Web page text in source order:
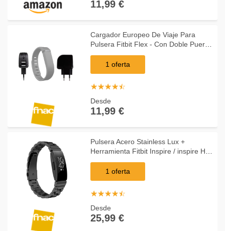
11,99 €
Cargador Europeo De Viaje Para
Pulsera Fitbit Flex - Con Doble Puerto
USB 2000mA Compatible Por
DURAGADGET
1 oferta
☆☆☆☆☆
★★★★★
Desde
11,99 €
Pulsera Acero Stainless Lux +
Herramienta Fitbit Inspire / inspire HR
Negro
1 oferta
☆☆☆☆☆
★★★★★
Desde
25,99 €